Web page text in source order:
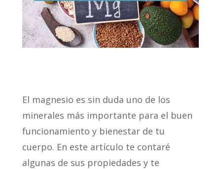
El magnesio es sin duda uno de los
minerales más importante para el buen
funcionamiento y bienestar de tu
cuerpo. En este artículo te contaré
algunas de sus propiedades y te